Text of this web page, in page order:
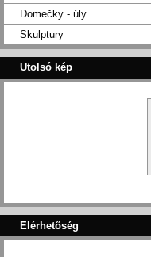
Domečky - úly
Skulptury
Utolsó kép
Elérhetőség